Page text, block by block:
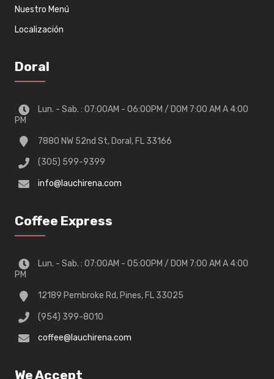
Nuestro Menú
Localización
Doral
Lun. - Sab. : 07:00AM - 06:00PM / DOM 7:00 AM A 4:00
PM
7880 NW 52nd St, Doral, FL 33166
(305) 599-9399
info@lauchirena.com
Coffee Express
Lun. - Sab. : 07:00AM - 05:00PM / DOM 7:00 AM A 4:00
PM
12189 Pembroke Rd, Pines, FL 33025
(954) 399-8010
coffee@lauchirena.com
We Accept